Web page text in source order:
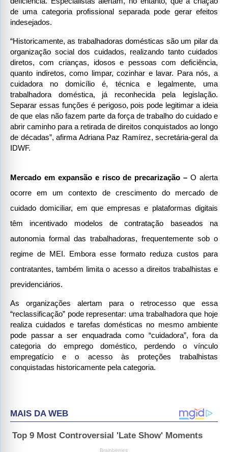
de uma categoria profissional separada pode gerar efeitos
indesejados.
“Historicamente, as trabalhadoras domésticas são um pilar da
organização social dos cuidados, realizando tanto cuidados
diretos, com crianças, idosos e pessoas com deficiência,
quanto indiretos, como limpar, cozinhar e lavar. Para nós, a
cuidadora no domicílio é, técnica e legalmente, uma
trabalhadora doméstica, já reconhecida pela legislação.
Separar essas funções é perigoso, pois pode legitimar a ideia
de que elas não fazem parte da força de trabalho do cuidado e
abrir caminho para a retirada de direitos conquistados ao longo
de décadas”, afirma Adriana Paz Ramírez, secretária-geral da
IDWF.
Mercado em expansão e risco de precarização – O alerta
ocorre em um contexto de crescimento do mercado de
cuidado domiciliar, em que empresas e plataformas digitais
têm incentivado modelos de contratação baseados na
autonomia formal das trabalhadoras, frequentemente sob o
regime de MEI. Embora esse formato reduza custos para
contratantes, também limita o acesso a direitos trabalhistas e
previdenciários.
As organizações alertam para o retrocesso que essa
“reclassificação” pode representar: uma trabalhadora que hoje
realiza cuidados e tarefas domésticas no mesmo ambiente
pode passar a ser enquadrada como “cuidadora”, fora da
categoria do emprego doméstico, perdendo o vínculo
empregatício e o acesso às proteções trabalhistas
conquistadas historicamente pela categoria.